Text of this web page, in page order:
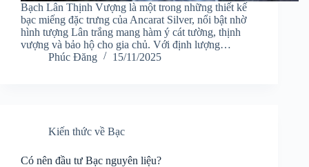
Bạch Lân Thịnh Vượng là một trong những thiết kế
bạc miếng đặc trưng của Ancarat Silver, nổi bật nhờ
hình tượng Lân trắng mang hàm ý cát tường, thịnh
vượng và bảo hộ cho gia chủ. Với định lượng…
Phúc Đăng
15/11/2025
Kiến thức về Bạc
Có nên đầu tư Bạc nguyên liệu?